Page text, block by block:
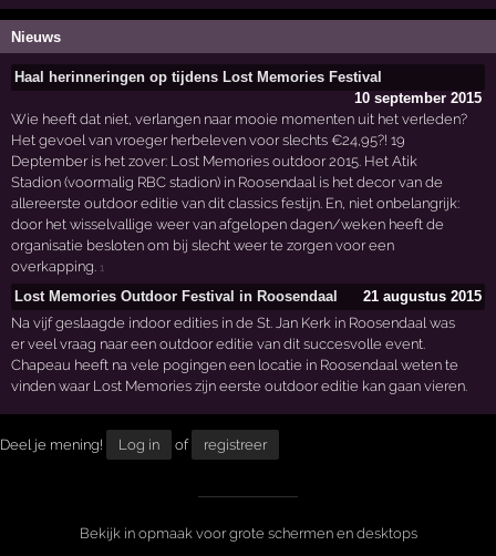
Nieuws
Haal herinneringen op tijdens Lost Memories Festival
10 september 2015
Wie heeft dat niet, verlangen naar mooie momenten uit het verleden?
Het gevoel van vroeger herbeleven voor slechts €24,95?! 19
Deptember is het zover: Lost Memories outdoor 2015. Het Atik
Stadion (voormalig RBC stadion) in Roosendaal is het decor van de
allereerste outdoor editie van dit classics festijn. En, niet onbelangrijk:
door het wisselvallige weer van afgelopen dagen/weken heeft de
organisatie besloten om bij slecht weer te zorgen voor een
overkapping.1
Lost Memories Outdoor Festival in Roosendaal
21 augustus 2015
Na vijf geslaagde indoor edities in de St. Jan Kerk in Roosendaal was
er veel vraag naar een outdoor editie van dit succesvolle event.
Chapeau heeft na vele pogingen een locatie in Roosendaal weten te
vinden waar Lost Memories zijn eerste outdoor editie kan gaan vieren.
Deel je mening! Log in of registreer
Bekijk in opmaak voor grote schermen en desktops